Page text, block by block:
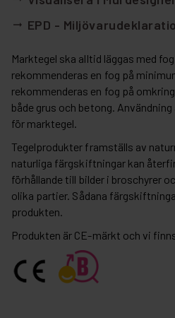
arrow_right_alt EPD -
Marktegel ska alltid läggas med
rekommenderas en fog på
rekommenderas en fog på
både grus och betong.
för marktegel.
Tegelprodukter framställs av
naturliga färgskiftningar kan
förhållande till bilder i broschyrer
olika partier. Sådana
produkten.
Produkten är CE-märkt och vi